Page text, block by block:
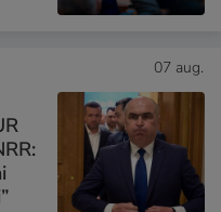
07 aug.